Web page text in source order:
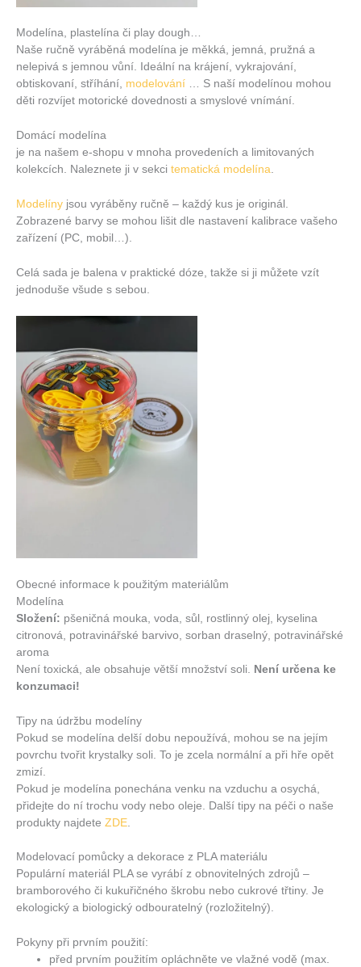
Modelína, plastelína či play dough…
Naše ručně vyráběná modelína je měkká, jemná, pružná a
nelepivá s jemnou vůní. Ideální na krájení, vykrajování,
obtiskovaní, stříhání, modelování … S naší modelínou mohou
děti rozvíjet motorické dovednosti a smyslové vnímání.
Domácí modelína
je na našem e-shopu v mnoha provedeních a limitovaných
kolekcích. Naleznete ji v sekci tematická modelína.
Modelíny jsou vyráběny ručně – každý kus je originál.
Zobrazené barvy se mohou lišit dle nastavení kalibrace vašeho
zařízení (PC, mobil…).
Celá sada je balena v praktické dóze, takže si ji můžete vzít
jednoduše všude s sebou.
Obecné informace k použitým materiálům
Modelína
Složení: pšeničná mouka, voda, sůl, rostlinný olej, kyselina
citronová, potravinářské barvivo, sorban draselný, potravinářské
aroma
Není toxická, ale obsahuje větší množství soli. Není určena ke
konzumaci!
Tipy na údržbu modelíny
Pokud se modelína delší dobu nepoužívá, mohou se na jejím
povrchu tvořit krystalky soli. To je zcela normální a při hře opět
zmizí.
Pokud je modelína ponechána venku na vzduchu a osychá,
přidejte do ní trochu vody nebo oleje. Další tipy na péči o naše
produkty najdete ZDE
Modelovací pomůcky a dekorace z PLA materiálu
Populární materiál PLA se vyrábí z obnovitelných zdrojů –
bramborového či kukuřičného škrobu nebo cukrové třtiny. Je
ekologický a biologický odbouratelný (rozložitelný).
Pokyny při prvním použití:
před prvním použitím opláchněte ve vlažné vodě (max.